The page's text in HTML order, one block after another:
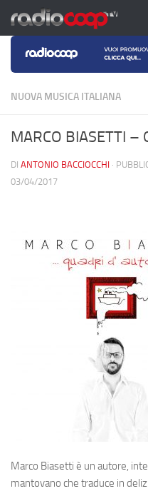
Salta al contenuto
NUOVA MUSICA ITALIANA
MARCO BIASETTI –
DI ANTONIO BACCIOCCHI ·
03/04/2017
Marco Biasetti è un autore,
mantovano che traduce in